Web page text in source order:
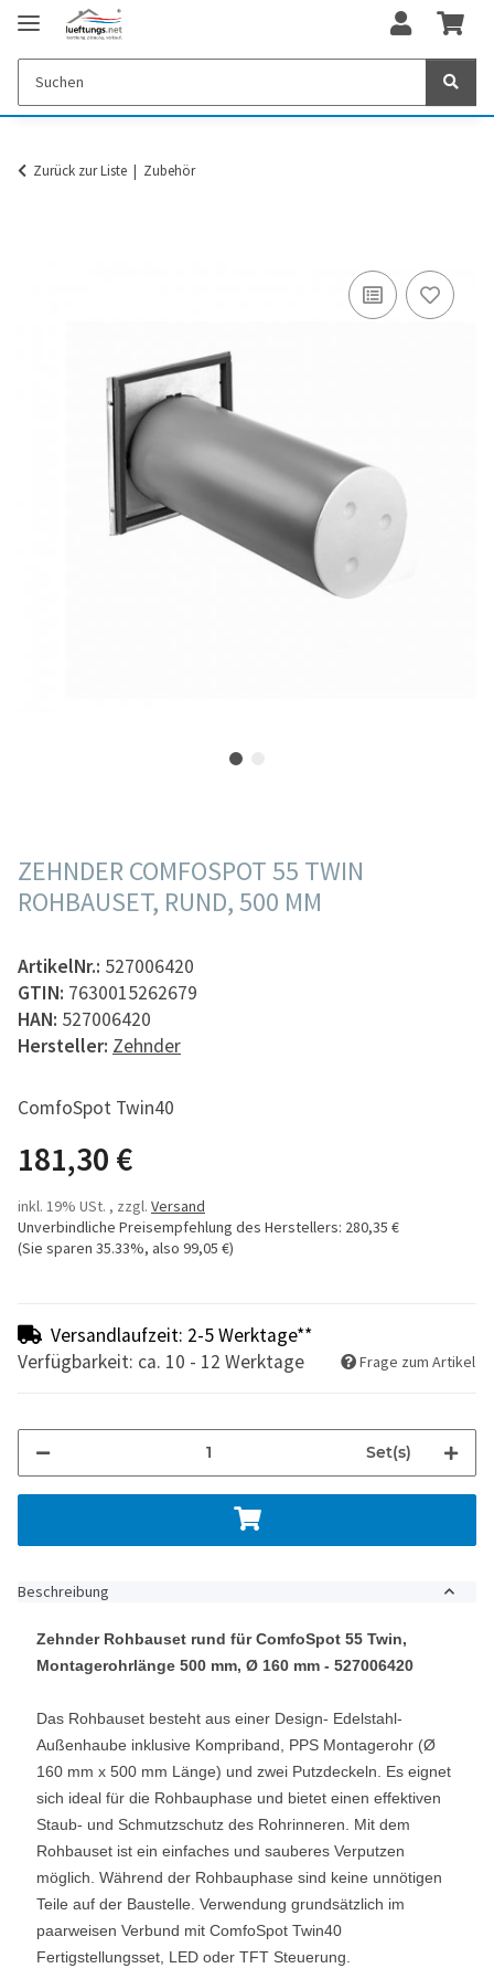
Zurück zur Liste Zubehör
ZEHNDER COMFOSPOT 55 TWIN
ROHBAUSET, RUND, 500 MM
ArtikelNr.: 527006420
GTIN: 7630015262679
HAN: 527006420
Hersteller: Zehnder
ComfoSpot Twin40
181,30 €
inkl. 19% USt. , zzgl. Versand
Unverbindliche Preisempfehlung des Herstellers: 280,35 €
(Sie sparen 35.33%, also 99,05 €)
Versandlaufzeit: 2-5 Werktage**
Verfügbarkeit: ca. 10 - 12 Werktage
Frage zum Artikel
Set(s)
Beschreibung
Zehnder Rohbauset rund für ComfoSpot 55 Twin,
Montagerohrlänge 500 mm, Ø 160 mm - 527006420
Das Rohbauset besteht aus einer Design- Edelstahl-
Außenhaube inklusive Kompriband, PPS Montagerohr (Ø
160 mm x 500 mm Länge) und zwei Putzdeckeln. Es eignet
sich ideal für die Rohbauphase und bietet einen effektiven
Staub- und Schmutzschutz des Rohrinneren. Mit dem
Rohbauset ist ein einfaches und sauberes Verputzen
möglich. Während der Rohbauphase sind keine unnötigen
Teile auf der Baustelle. Verwendung grundsätzlich im
paarweisen Verbund mit ComfoSpot Twin40
Fertigstellungsset, LED oder TFT Steuerung.